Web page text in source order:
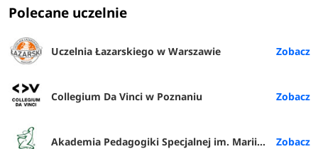
Polecane uczelnie
Uczelnia Łazarskiego w Warszawie
Collegium Da Vinci w Poznaniu
Akademia Pedagogiki Specjalnej im. Marii Grzegorzewskiej w Warszawie